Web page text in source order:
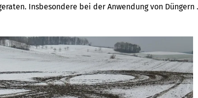
Insbesondere bei der Anwendung von Düngern